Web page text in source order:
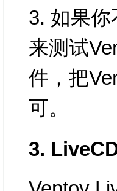
3. 如果
来测试
件，把
可。
3.